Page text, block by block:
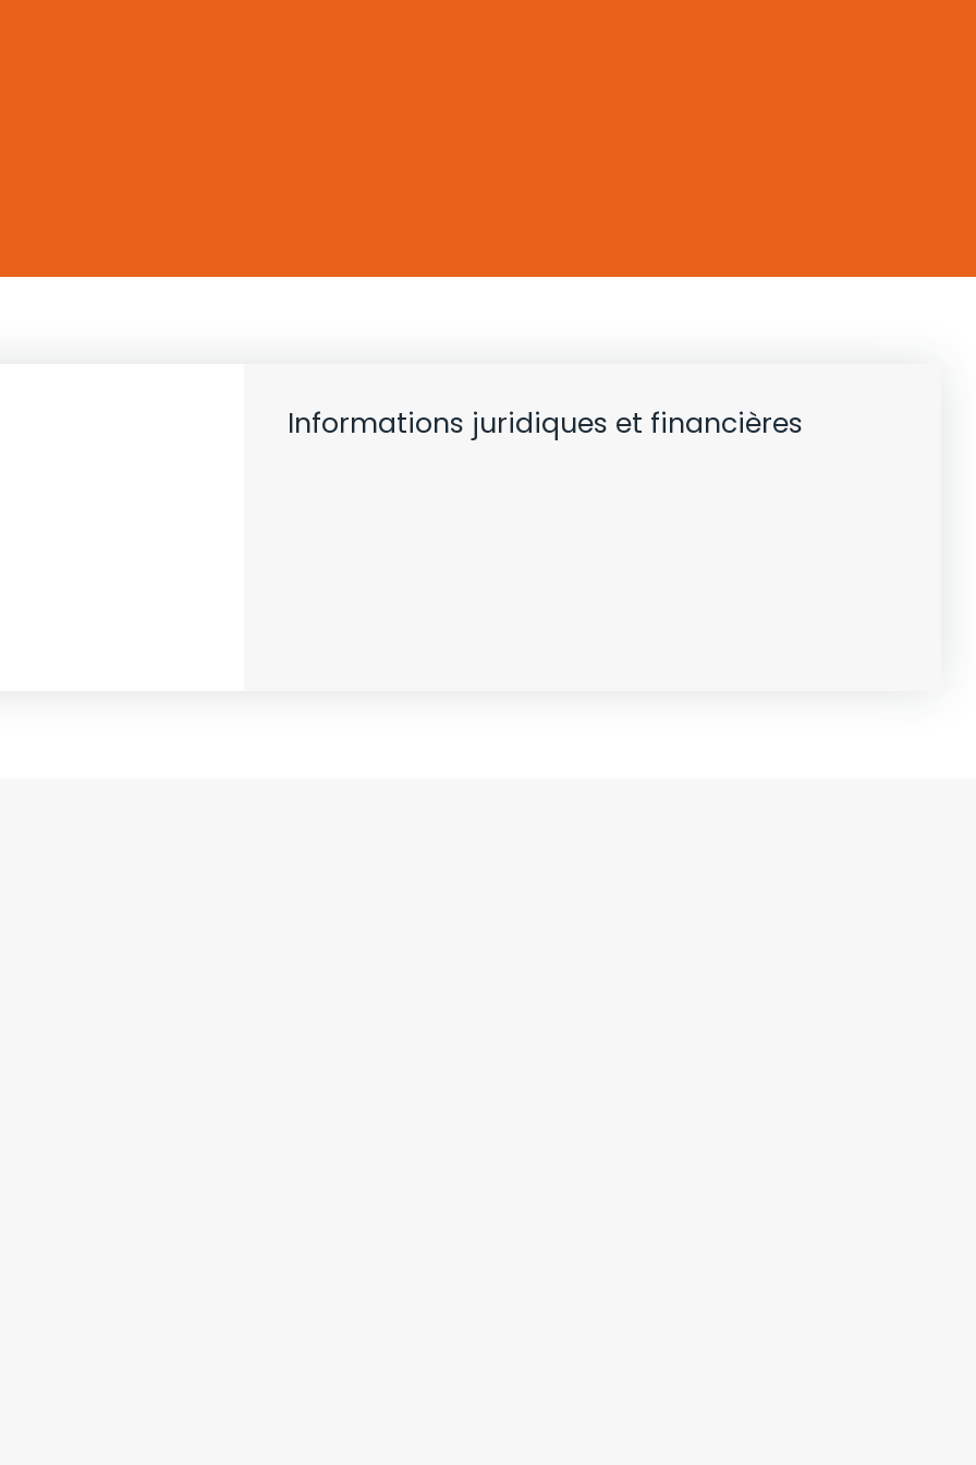
Informations juridiques et financières